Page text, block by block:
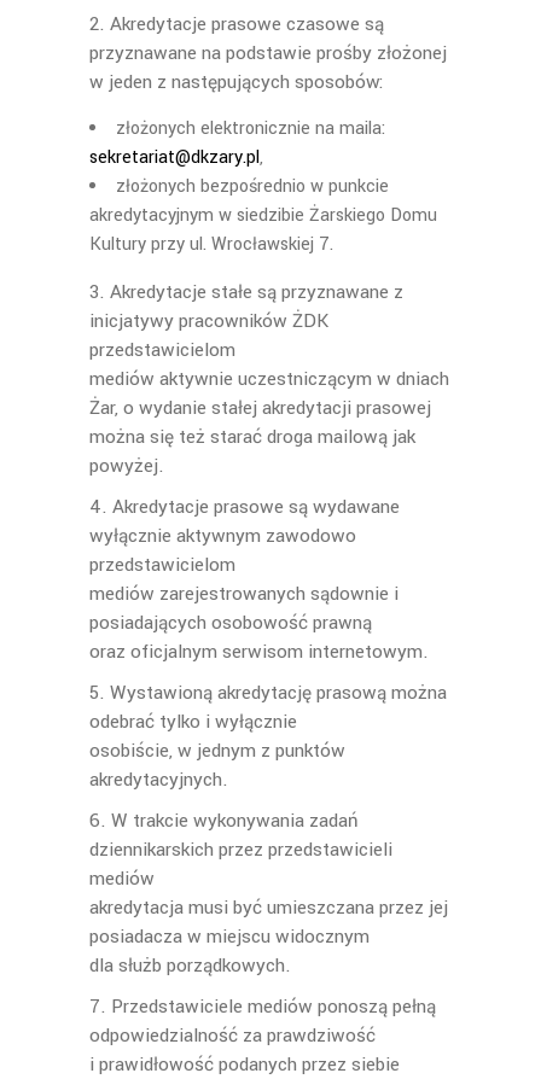
2. Akredytacje prasowe czasowe są
przyznawane na podstawie prośby złożonej
w jeden z następujących sposobów:
złożonych elektronicznie na maila:
sekretariat@dkzary.pl,
złożonych bezpośrednio w punkcie
akredytacyjnym w siedzibie Żarskiego Domu
Kultury przy ul. Wrocławskiej 7.
3. Akredytacje stałe są przyznawane z
inicjatywy pracowników ŻDK
przedstawicielom
mediów aktywnie uczestniczącym w dniach
Żar, o wydanie stałej akredytacji prasowej
można się też starać droga mailową jak
powyżej.
4. Akredytacje prasowe są wydawane
wyłącznie aktywnym zawodowo
przedstawicielom
mediów zarejestrowanych sądownie i
posiadających osobowość prawną
oraz oficjalnym serwisom internetowym.
5. Wystawioną akredytację prasową można
odebrać tylko i wyłącznie
osobiście, w jednym z punktów
akredytacyjnych.
6. W trakcie wykonywania zadań
dziennikarskich przez przedstawicieli
mediów
akredytacja musi być umieszczana przez jej
posiadacza w miejscu widocznym
dla służb porządkowych.
7. Przedstawiciele mediów ponoszą pełną
odpowiedzialność za prawdziwość
i prawidłowość podanych przez siebie